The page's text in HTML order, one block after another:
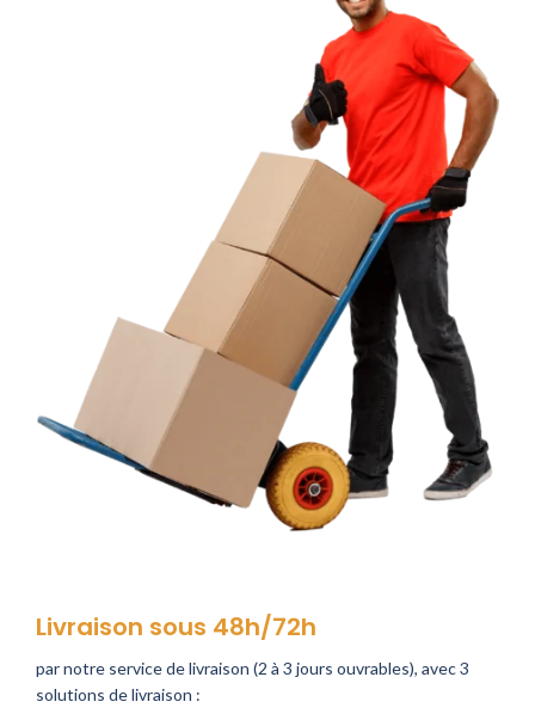
Livraison sous 48h/72h
par notre service de livraison (2 à 3 jours ouvrables), avec 3
solutions de livraison :